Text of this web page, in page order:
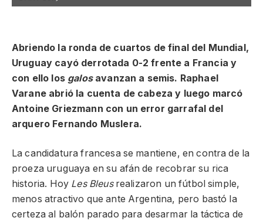
Abriendo la ronda de cuartos de final del Mundial,
Uruguay cayó derrotada 0-2 frente a Francia y
con ello los galosavanzan a semis. Raphael
Varane abrió la cuenta de cabeza y luego marcó
Antoine Griezmann con un error garrafal del
arquero Fernando Muslera.
La candidatura francesa se mantiene, en contra de la
proeza uruguaya en su afán de recobrar su rica
historia. Hoy Les Bleusrealizaron un fútbol simple,
menos atractivo que ante Argentina, pero bastó la
certeza al balón parado para desarmar la táctica de